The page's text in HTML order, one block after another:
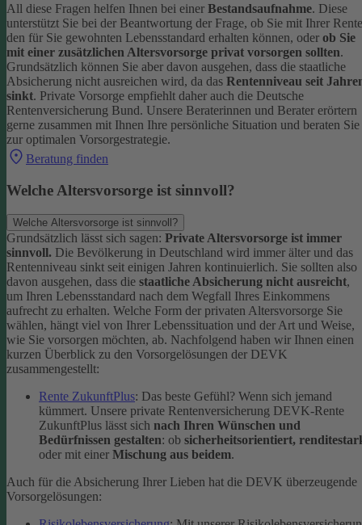
All diese Fragen helfen Ihnen bei einer Bestandsaufnahme. Diese
unterstützt Sie bei der Beantwortung der Frage, ob Sie mit Ihrer Rente
den für Sie gewohnten Lebensstandard erhalten können, oder ob Sie
mit einer zusätzlichen Altersvorsorge privat vorsorgen sollten.
Grundsätzlich können Sie aber davon ausgehen, dass die staatliche
Absicherung nicht ausreichen wird, da das Rentenniveau seit
sinkt. Private Vorsorge empfiehlt daher auch die Deutsche
Rentenversicherung Bund. Unsere Beraterinnen und Berater erörtern
gerne zusammen mit Ihnen Ihre persönliche Situation und beraten Sie
zur optimalen Vorsorgestrategie.
Beratung finden
Welche Altersvorsorge ist sinnvoll?
Welche Altersvorsorge ist sinnvoll?
Grundsätzlich lässt sich sagen: Private Altersvorsorge ist immer
sinnvoll. Die Bevölkerung in Deutschland wird immer älter und das
Rentenniveau sinkt seit einigen Jahren kontinuierlich. Sie sollten also
davon ausgehen, dass die staatliche Absicherung nicht ausreicht,
um Ihren Lebensstandard nach dem Wegfall Ihres Einkommens
aufrecht zu erhalten. Welche Form der privaten Altersvorsorge Sie
wählen, hängt viel von Ihrer Lebenssituation und der Art und Weise,
wie Sie vorsorgen möchten, ab. Nachfolgend haben wir Ihnen einen
kurzen Überblick zu den Vorsorgelösungen der DEVK
zusammengestellt:
Rente ZukunftPlus: Das beste Gefühl? Wenn sich jemand
kümmert. Unsere private Rentenversicherung DEVK-Rente
ZukunftPlus lässt sich nach Ihren Wünschen und
Bedürfnissen gestalten: ob sicherheitsorientiert,
oder mit einer Mischung aus beidem.
Auch für die Absicherung Ihrer Lieben hat die DEVK überzeugende
Vorsorgelösungen: